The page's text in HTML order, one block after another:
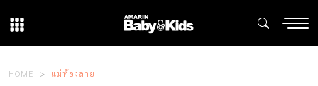
HOME แม่ท้องลาย